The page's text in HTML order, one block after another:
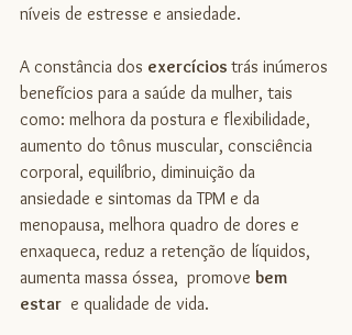
níveis de estresse e ansiedade.
A constância dos exercícios trás inúmeros
benefícios para a saúde da mulher, tais
como: melhora da postura e flexibilidade,
aumento do tônus muscular, consciência
corporal, equilíbrio, diminuição da
ansiedade e sintomas da TPM e da
menopausa, melhora quadro de dores e
enxaqueca, reduz a retenção de líquidos,
aumenta massa óssea,  promove bem
estar
  e qualidade de vida.